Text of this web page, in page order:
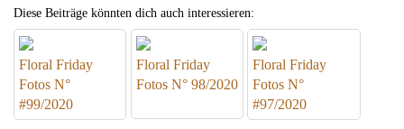
Diese Beiträge könnten dich auch interessieren:
Floral Friday
Fotos N°
#99/2020
Floral Friday
Fotos N° 98/2020
Floral Friday
Fotos N°
#97/2020